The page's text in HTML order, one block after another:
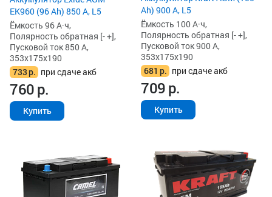
EK960 (96 Ah) 850 А, L5
Ёмкость 96 А·ч,
Полярность обратная [- +],
Пусковой ток 850 А,
353x175x190
733р. при сдаче акб
760р.
Купить
Ah) 900 А, L5
Ёмкость 100 А·ч,
Полярность обратная [- +],
Пусковой ток 900 А,
353x175x190
681 р. при сдаче акб
709р.
Купить